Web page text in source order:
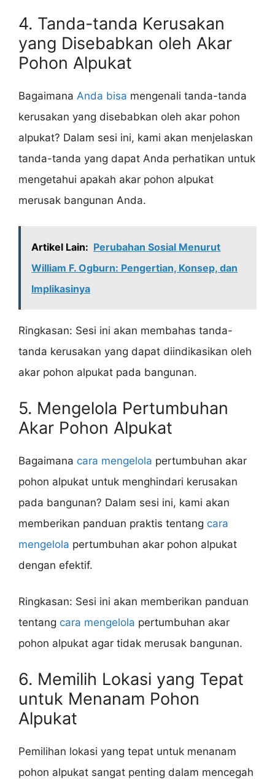
4. Tanda-tanda Kerusakan
yang Disebabkan oleh Akar
Pohon Alpukat
Bagaimana Anda bisa mengenali tanda-tanda
kerusakan yang disebabkan oleh akar pohon
alpukat? Dalam sesi ini, kami akan menjelaskan
tanda-tanda yang dapat Anda perhatikan untuk
mengetahui apakah akar pohon alpukat
merusak bangunan Anda.
Artikel Lain: Perubahan Sosial Menurut
William F. Ogburn: Pengertian, Konsep, dan
Implikasinya
Ringkasan: Sesi ini akan membahas tanda-
tanda kerusakan yang dapat diindikasikan oleh
akar pohon alpukat pada bangunan.
5. Mengelola Pertumbuhan
Akar Pohon Alpukat
Bagaimana cara mengelola pertumbuhan akar
pohon alpukat untuk menghindari kerusakan
pada bangunan? Dalam sesi ini, kami akan
memberikan panduan praktis tentang cara
mengelola pertumbuhan akar pohon alpukat
dengan efektif.
Ringkasan: Sesi ini akan memberikan panduan
tentang cara mengelola pertumbuhan akar
pohon alpukat agar tidak merusak bangunan.
6. Memilih Lokasi yang Tepat
untuk Menanam Pohon
Alpukat
Pemilihan lokasi yang tepat untuk menanam
pohon alpukat sangat penting dalam mencegah